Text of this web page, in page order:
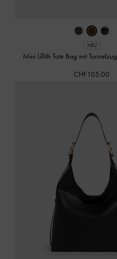
NEU
Mini Lillith Tote Bag mit Tunnelzug
CHF105.00